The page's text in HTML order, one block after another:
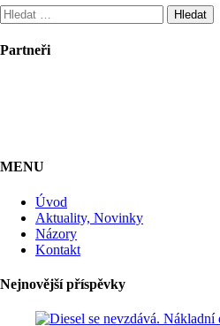
Vyhledávání
Partneři
MENU
Úvod
Aktuality, Novinky
Názory
Kontakt
Nejnovější příspěvky